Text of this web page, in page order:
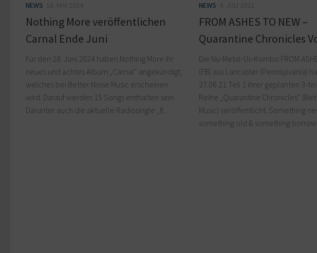
NEWS
Nothing More veröffentlichen
Carnal Ende Juni
Für den 28. Juni 2024 haben Nothing More ihr
neues und achtes Album „Carnal“ angekündigt,
welches bei Better Noise Music erscheinen
wird. Darauf werden 15 Songs enthalten sein.
Darunter auch die aktuelle Radiosingle „If...
NEWS
FROM ASHES TO NEW –
Quarantine Chronicles
Die Nu-Metal-Us-Kombo FROM
(FB) aus Lancaster (Pennsylvania)
27.06.21 Teil 1 ihrer geplanten 3-
Reihe „Quarantine Chronicles“
Music) veröffentlicht. Something
something old & something